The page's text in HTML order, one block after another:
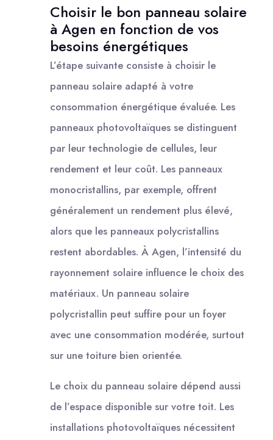
Choisir le bon panneau solaire
à Agen en fonction de vos
besoins énergétiques
L’étape suivante consiste à choisir le
panneau solaire adapté à votre
consommation énergétique évaluée. Les
panneaux photovoltaïques se distinguent
par leur technologie de cellules, leur
rendement et leur coût. Les panneaux
monocristallins, par exemple, offrent
généralement un rendement plus élevé,
alors que les panneaux polycristallins
restent abordables. À Agen, l’intensité du
rayonnement solaire influence le choix des
matériaux. Un panneau solaire
polycristallin peut suffire pour un foyer
avec une consommation modérée, surtout
sur une toiture bien orientée.
Le choix du panneau solaire dépend aussi
de l’espace disponible sur votre toit. Les
installations photovoltaïques nécessitent